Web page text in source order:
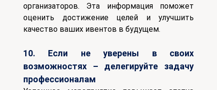
организаторов. Эта информация поможет
оценить достижение целей и улучшить
качество ваших ивентов в будущем.
10. Если не уверены в своих
возможностях – делегируйте задачу
профессионалам